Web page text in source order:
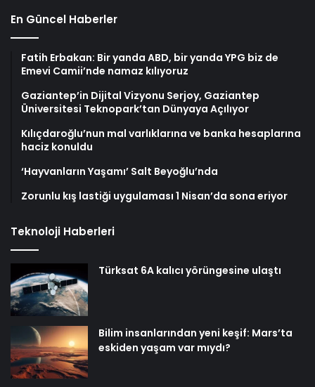
En Güncel Haberler
Fatih Erbakan: Bir yanda ABD, bir yanda YPG biz de
Emevi Camii’nde namaz kılıyoruz
Gaziantep’in Dijital Vizyonu Serjoy, Gaziantep
Üniversitesi Teknopark’tan Dünyaya Açılıyor
Kılıçdaroğlu’nun mal varlıklarına ve banka hesaplarına
haciz konuldu
‘Hayvanların Yaşamı’ Salt Beyoğlu’nda
Zorunlu kış lastiği uygulaması 1 Nisan’da sona eriyor
Teknoloji Haberleri
Türksat 6A kalıcı yörüngesine ulaştı
Bilim insanlarından yeni keşif: Mars’ta
eskiden yaşam var mıydı?